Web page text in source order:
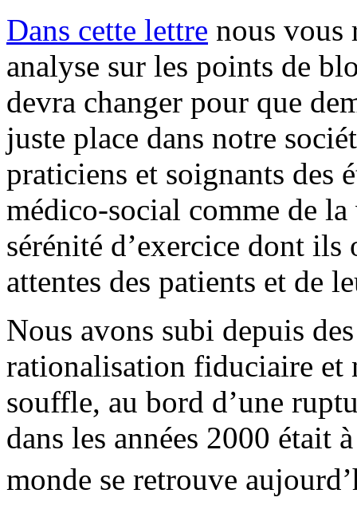
Dans cette lettre nous vous
analyse sur les points de
devra changer pour que
juste place dans notre
praticiens et soignants des
médico-social comme de
sérénité d’exercice dont
attentes des patients et de
Nous avons subi depuis
rationalisation fiduciaire et
souffle, au bord d’une
dans les années 2000 était
monde se retrouve